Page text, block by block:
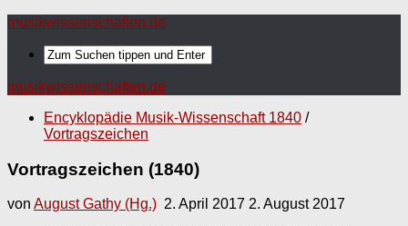
musikwissenschaften.de
musikwissenschaften.de
Encyklopädie Musik-Wissenschaft 1840 /
Vortragszeichen
Vortragszeichen (1840)
von August Gathy (Hg.) 2. April 2017 2. August 2017